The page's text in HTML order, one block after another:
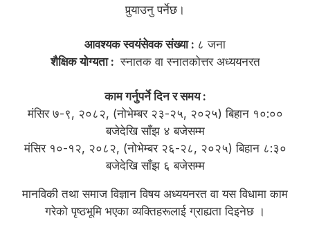
पुर्‍याउनु पर्नेछ।
आवश्यक स्वयंसेवक संख्या : ८ जना
शैक्षिक योग्यता :स्नातक वा स्नातकोत्तर अध्ययनरत
काम गर्नुपर्ने दिन र समय :
मंसिर ७-९, २०८२, (नोभेम्बर २३-२५, २०२५) बिहान १०:००
बजेदेखि साँझ ४ बजेसम्म
मंसिर १०-१२, २०८२, (नोभेम्बर २६-२८, २०२५) बिहान ८:३०
बजेदेखि साँझ ६ बजेसम्म
मानविकी तथा समाज विज्ञान विषय अध्ययनरत वा यस विधामा काम
गरेको पृष्ठभूमि भएका व्यक्तिहरूलाई ग्राह्यता दिइनेछ ।